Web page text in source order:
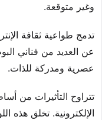
وغير متوقعة.
تدمج طواعية ثقافة
عن العديد من فناني
عصرية ومدركة للذات.
تتراوح التأثيرات من
الإلكترونية. تخلق هذه